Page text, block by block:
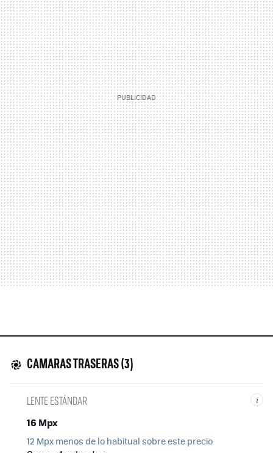
CAMARAS TRASERAS (3)
i
LENTE ESTÁNDAR
16 Mpx
12 Mpx menos de lo habitual sobre este precio